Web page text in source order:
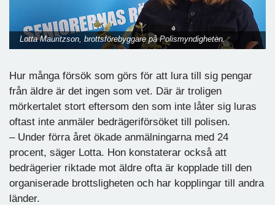
Lotta Mauritzson, brottsförebyggare på Polismyndigheten.
Hur många försök som görs för att lura till sig pengar
från äldre är det ingen som vet. Där är troligen
mörkertalet stort eftersom den som inte låter sig luras
oftast inte anmäler bedrägeriförsöket till polisen.
– Under förra året ökade anmälningarna med 24
procent, säger Lotta. Hon konstaterar också att
bedrägerier riktade mot äldre ofta är kopplade till den
organiserade brottsligheten och har kopplingar till andra
länder.